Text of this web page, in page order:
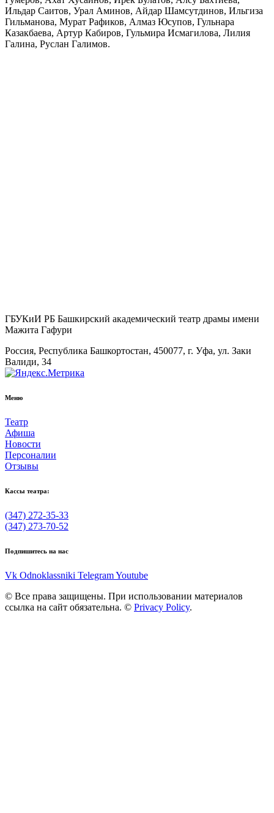
Ильдар Саитов, Урал Аминов, Айдар Шамсутдинов, Ильгиза
Гильманова, Мурат Рафиков, Алмаз Юсупов, Гульнара
Казакбаева, Артур Кабиров, Гульмира Исмагилова, Лилия
Галина, Руслан Галимов.
ГБУКиИ РБ Башкирский академический театр драмы имени
Мажита Гафури
Россия, Республика Башкортостан, 450077, г. Уфа, ул. Заки
Валиди, 34
Меню
Театр
Афиша
Новости
Персоналии
Отзывы
Кассы театра:
(347) 272-35-33
(347) 273-70-52
Подпишитесь на нас
Vk Odnoklassniki TelegramYoutube
© Все права защищены. При использовании материалов
ссылка на сайт обязательна. © Privacy Policy.